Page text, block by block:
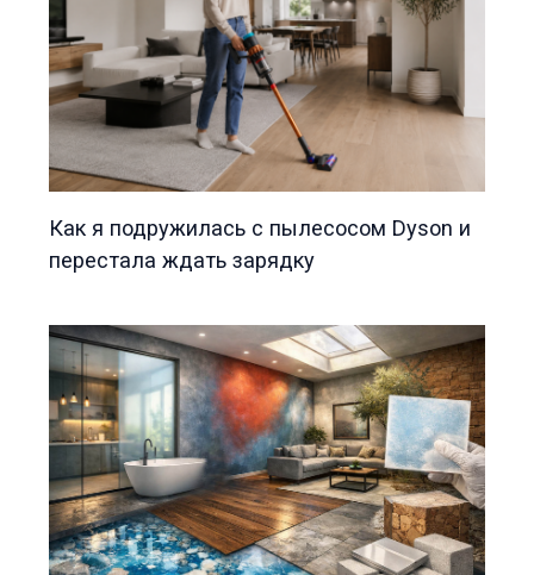
Как я подружилась с пылесосом Dyson и
перестала ждать зарядку